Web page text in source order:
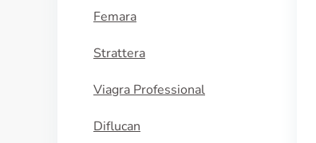
Femara
Strattera
Viagra Professional
Diflucan